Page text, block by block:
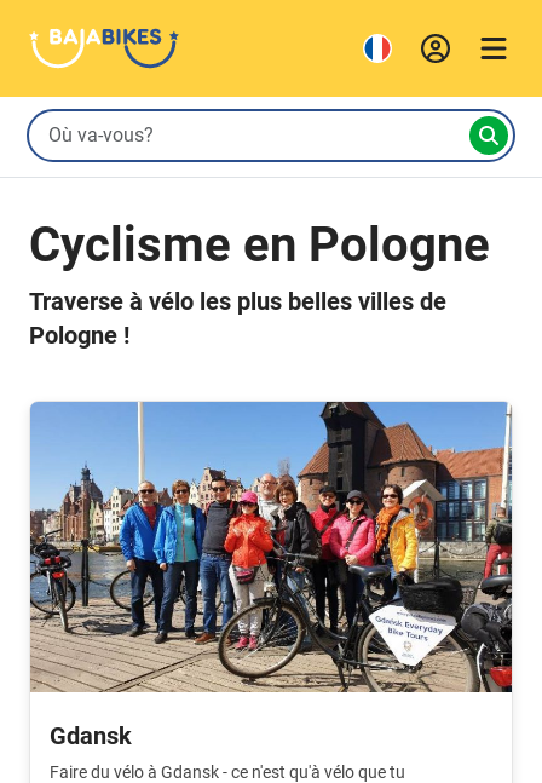
Cyclisme en Pologne
Traverse à vélo les plus belles villes de
Pologne !
Gdansk
Faire du vélo à Gdansk - ce n'est qu'à vélo que tu